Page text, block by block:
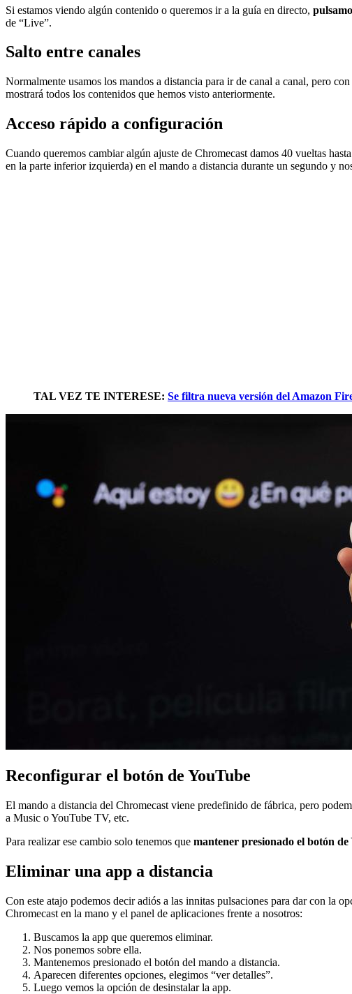
Si estamos viendo algún contenido o queremos ir a la guía en directo,
de “Live”.
Salto entre canales
Normalmente usamos los mandos a distancia para ir de canal a canal, pero
mostrará todos los contenidos que hemos visto anteriormente.
Acceso rápido a configuración
Cuando queremos cambiar algún ajuste de Chromecast damos 40 vueltas
en la parte inferior izquierda) en el mando a distancia durante un segundo y
TAL VEZ TE INTERESE: Se filtra nueva versión del Amazon
Reconfigurar el botón de YouTube
El mando a distancia del Chromecast viene predefinido de fábrica, pero
a Music o YouTube TV, etc.
Para realizar ese cambio solo tenemos que mantener presionado el botón
Eliminar una app a distancia
Con este atajo podemos decir adiós a las innitas pulsaciones para dar con la
Chromecast en la mano y el panel de aplicaciones frente a nosotros:
Buscamos la app que queremos eliminar.
Nos ponemos sobre ella.
Mantenemos presionado el botón del mando a distancia.
Aparecen diferentes opciones, elegimos “ver detalles”.
Luego vemos la opción de desinstalar la app.